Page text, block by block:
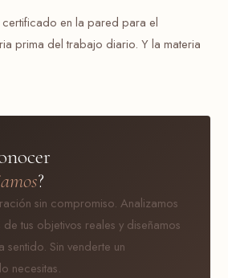
certificado en la pared para el
prima del trabajo diario. Y la materia
?
sin compromiso. Analizamos
tus objetivos reales y diseñamos
sentido. Sin venderte un
necesitas.